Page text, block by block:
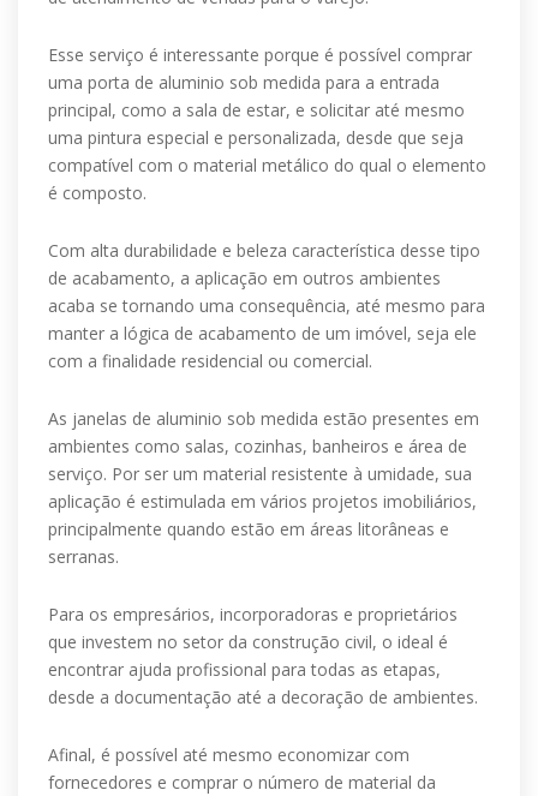
Esse serviço é interessante porque é possível comprar
uma porta de aluminio sob medida para a entrada
principal, como a sala de estar, e solicitar até mesmo
uma pintura especial e personalizada, desde que seja
compatível com o material metálico do qual o elemento
é composto.
Com alta durabilidade e beleza característica desse tipo
de acabamento, a aplicação em outros ambientes
acaba se tornando uma consequência, até mesmo para
manter a lógica de acabamento de um imóvel, seja ele
com a finalidade residencial ou comercial.
As janelas de aluminio sob medida estão presentes em
ambientes como salas, cozinhas, banheiros e área de
serviço. Por ser um material resistente à umidade, sua
aplicação é estimulada em vários projetos imobiliários,
principalmente quando estão em áreas litorâneas e
serranas.
Para os empresários, incorporadoras e proprietários
que investem no setor da construção civil, o ideal é
encontrar ajuda profissional para todas as etapas,
desde a documentação até a decoração de ambientes.
Afinal, é possível até mesmo economizar com
fornecedores e comprar o número de material da